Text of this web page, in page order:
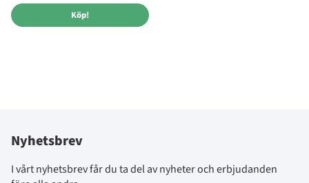
Köp!
Nyhetsbrev
I vårt nyhetsbrev får du ta del av nyheter och erbjudanden